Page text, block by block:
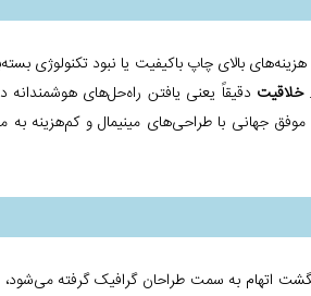
بالای چاپ باکیفیت یا نبود تکنولوژی
خلاقیت دقیقاً یعنی یافتن راه‌حل‌های
جهانی با طراحی‌های مینیمال و کم‌هزینه به
اتهام به سمت طراحان گرافیک گرفته